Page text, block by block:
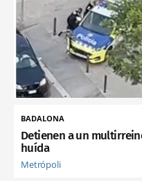
BADALONA
Detienen a un
huída
Metrópoli